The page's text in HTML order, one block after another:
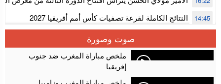
الألعاب الإلكترونية
النتائج الكاملة لقرعة تصفيات كأس أمم أفريقيا 2027 14:45
سلا.. توقيف ثلاثة مروجين وحجز أكثر من 4300 قرص مخدر وكوكايين وإكستازي
أقراص مهلوسة داخل فضاء للشيشة تستنفر شرطة أكادير 12:48
صوت وصورة
ملخص مباراة المغرب ضد جنوب
إفريقيا